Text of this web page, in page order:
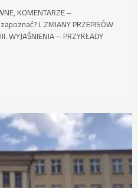
KOMENTARZE –
I. ZMIANY PRZEPISÓW
WYJAŚNIENIA – PRZYKŁADY